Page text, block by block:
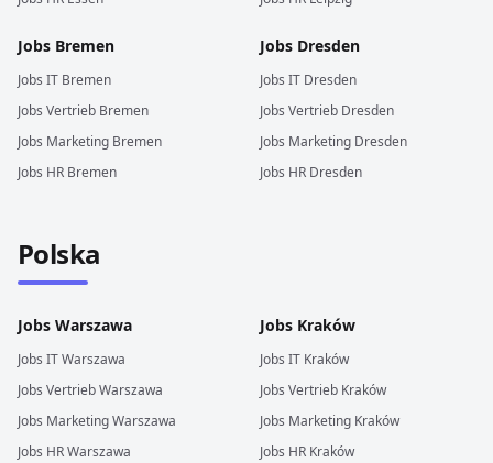
Jobs Bremen
Jobs IT Bremen
Jobs Vertrieb Bremen
Jobs Marketing Bremen
Jobs HR Bremen
Jobs Dresden
Jobs IT Dresden
Jobs Vertrieb Dresden
Jobs Marketing Dresden
Jobs HR Dresden
Polska
Jobs Warszawa
Jobs ITWarszawa
Jobs VertriebWarszawa
Jobs MarketingWarszawa
Jobs HRWarszawa
Jobs Kraków
Jobs IT Kraków
Jobs Vertrieb Kraków
Jobs Marketing Kraków
Jobs HR Kraków